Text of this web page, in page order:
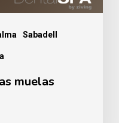
Sabadell
muelas